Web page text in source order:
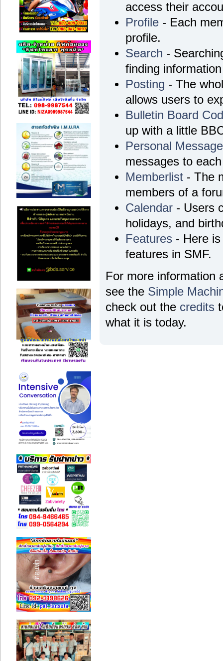
access their
Profile - Each
profile.
Search -
finding
Posting - The
allows users to
Bulletin Board
up with a little
Personal
messages to
Memberlist - The
members of a
Calendar - Users
holidays, and
Features - Here
features in SMF.
For more information
see the Simple
check out the credits
what it is today.